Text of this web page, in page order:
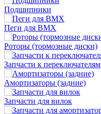
Подшипники
Пеги для BMX
Роторы (тормозные диски)
Запчасти к переключателям
Амортизаторы (задние)
Запчасти для вилок